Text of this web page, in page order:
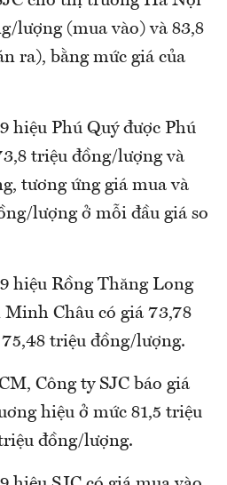
lượng (mua vào) và 83,8
ra), bằng mức giá của
hiệu Phú Quý được Phú
triệu đồng/lượng và
tương ứng giá mua và
lượng ở mỗi đầu giá so
hiệu Rồng Thăng Long
Minh Châu có giá 73,78
triệu đồng/lượng.
Công ty SJC báo giá
hiệu ở mức 81,5 triệu
đồng/lượng.